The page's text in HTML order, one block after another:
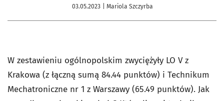
03.05.2023 | Mariola Szczyrba
W zestawieniu ogólnopolskim zwyciężyły LO V z
Krakowa (z łączną sumą 84.44 punktów) i Technikum
Mechatroniczne nr 1 z Warszawy (65.49 punktów). Jak